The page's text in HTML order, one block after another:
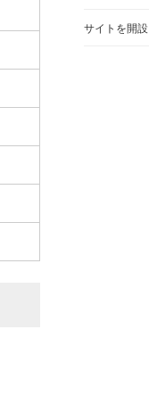
サイトを開設